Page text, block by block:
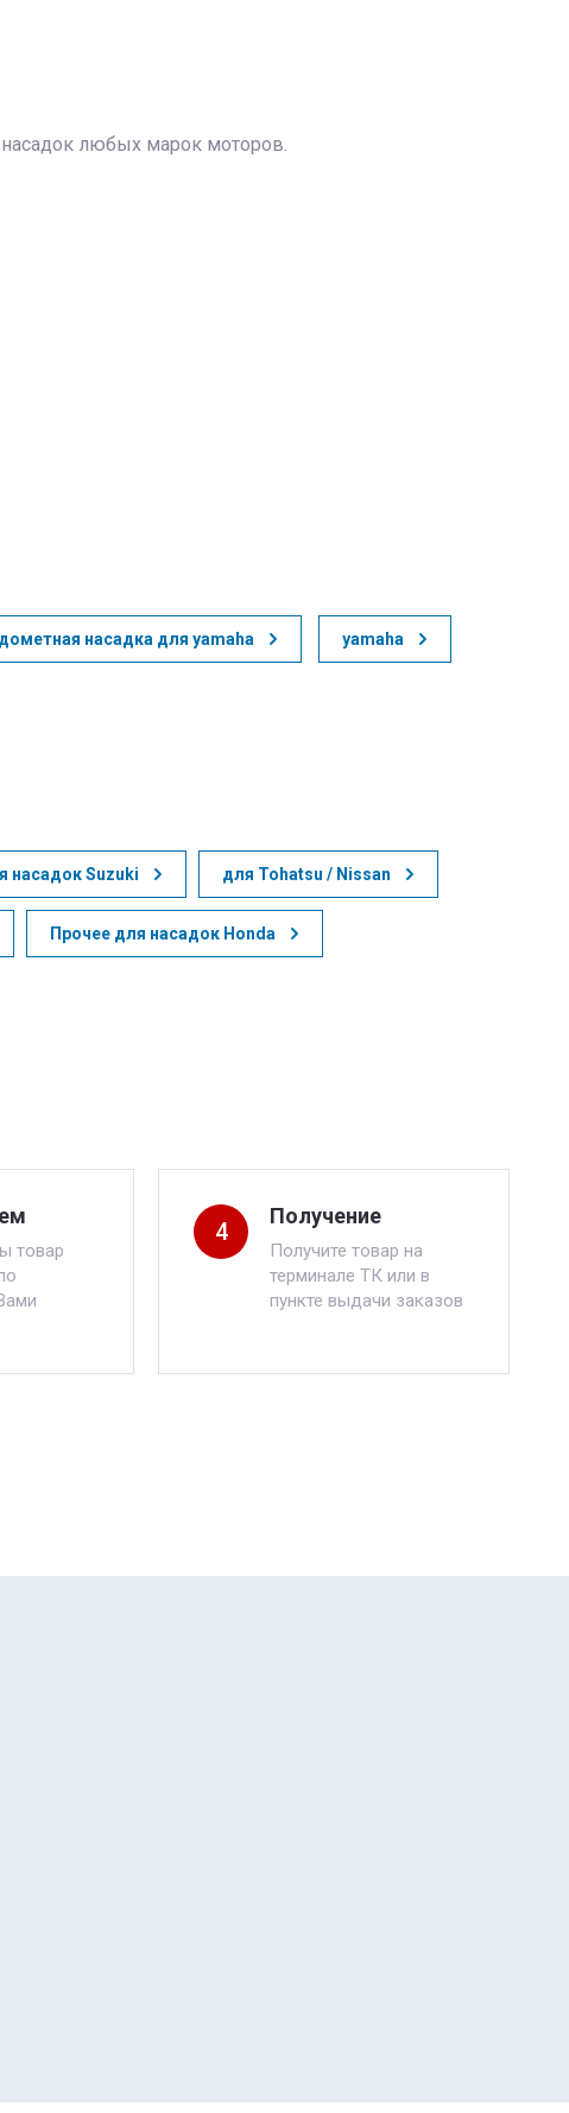
любых марок моторов.
насадка для yamaha yamaha
насадок Suzuki для Tohatsu / Nissan
Прочее для насадок Honda
товар
4
Получение
Получите товар на
терминале ТК или в
пункте выдачи заказов